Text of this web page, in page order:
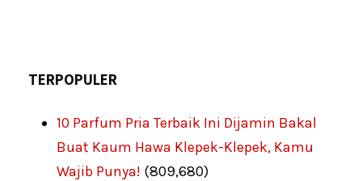
TERPOPULER
10 Parfum Pria Terbaik Ini Dijamin Bakal
Buat Kaum Hawa Klepek-Klepek, Kamu
Wajib Punya! (809,680)